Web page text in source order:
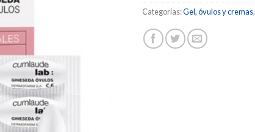
Categorías:Gel, óvulos y cremas,